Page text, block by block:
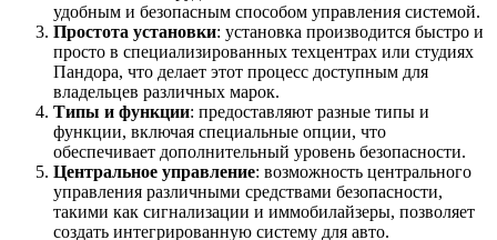
удобным и безопасным способом управления системой.
Простота установки: установка производится быстро и
просто в специализированных техцентрах или студиях
Пандора, что делает этот процесс доступным для
владельцев различных марок.
Типы и функции: предоставляют разные типы и
функции, включая специальные опции, что
обеспечивает дополнительный уровень безопасности.
Центральное управление: возможность центрального
управления различными средствами безопасности,
такими как сигнализации и иммобилайзеры, позволяет
создать интегрированную систему для авто.